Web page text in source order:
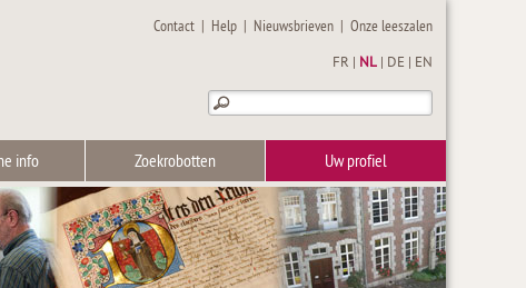
Contact | Help | Nieuwsbrieven |Onze leeszalen
FR NL DE EN
info Zoekrobotten Uw profiel